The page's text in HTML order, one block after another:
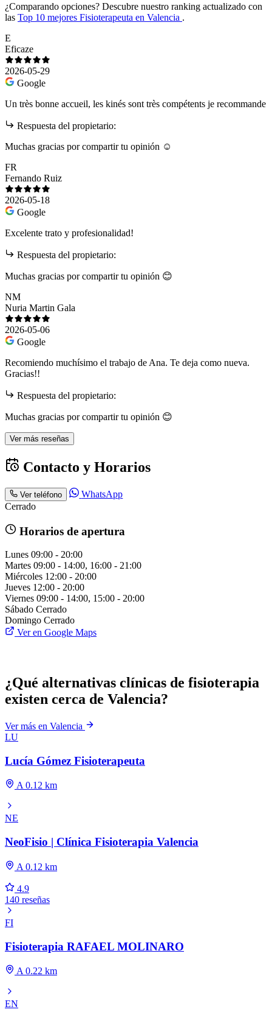
¿Comparando opciones? Descubre nuestro ranking actualizado con
las Top 10 mejores Fisioterapeuta en Valencia .
E
Eficaze
2026-05-29
Google
Un très bonne accueil, les kinés sont très compétents je recommande
Respuesta del propietario:
Muchas gracias por compartir tu opinión ☺️
FR
Fernando Ruiz
2026-05-18
Google
Excelente trato y profesionalidad!
Respuesta del propietario:
Muchas gracias por compartir tu opinión 😊
NM
Nuria Martin Gala
2026-05-06
Google
Recomiendo muchísimo el trabajo de Ana. Te deja como nueva.
Gracias!!
Respuesta del propietario:
Muchas gracias por compartir tu opinión 😊
Ver más reseñas
Contacto y Horarios
Ver teléfono
WhatsApp
Cerrado
Horarios de apertura
Lunes 09:00 - 20:00
Martes 09:00 - 14:00, 16:00 - 21:00
Miércoles 12:00 - 20:00
Jueves 12:00 - 20:00
Viernes 09:00 - 14:00, 15:00 - 20:00
Sábado Cerrado
Domingo Cerrado
Ver en Google Maps
¿Qué alternativas clínicas de fisioterapia
existen cerca de Valencia?
Ver más en Valencia
LU
Lucía Gómez Fisioterapeuta
A 0.12 km
NE
NeoFisio | Clínica Fisioterapia Valencia
A 0.12 km
4.9
140 reseñas
FI
Fisioterapia RAFAEL MOLINARO
A 0.22 km
EN